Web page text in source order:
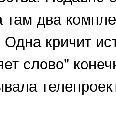
два
кричит
слово"